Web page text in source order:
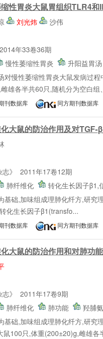
性胃炎大鼠胃组织TLR4和
刘光炜
沙伟
年33卷36期
慢性萎缩性胃炎 升阳益胃汤
对慢性萎缩性胃炎大鼠发病过
雄各半共60只,随机分为空白组
刊数据库 同方期刊数据库
大鼠的防治作用及对
志》 2011年17卷12期
肺纤维化
转化生长因子β1,
基础,加味组成理肺化纤方,研
化生长因子β1(transfo...
刊数据库 同方期刊数据库
大鼠的防治作用和对肺功
志》 2011年17卷9期
肺纤维化 肺功能
羟脯
基础,加味组成理肺化纤方,研
鼠100只,体重(200±20)g,雌雄各